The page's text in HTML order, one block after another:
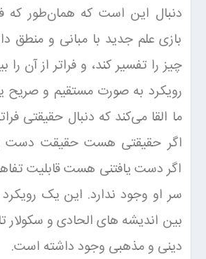
دنبال این است که همان‌طور که
بازی علم جدید با مبانی و منطق
چیز را تفسیر کند، و فراتر از آن را
رویکرد به صورت مستقیم و صریح
ما القا می‌کند که دنبال حقیقتی
اگر حقیقتی هست حقیقت دست
اگر دست یافتنی هست قابلیت
سر او وجود ندارد. این یک
بین اندیشه های الحادی و سکولار
دینی و مذهبی وجود داشته است.